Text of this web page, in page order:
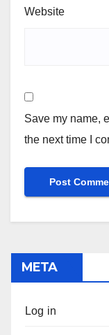
Website
Save my name,
the next time I
META
Log in